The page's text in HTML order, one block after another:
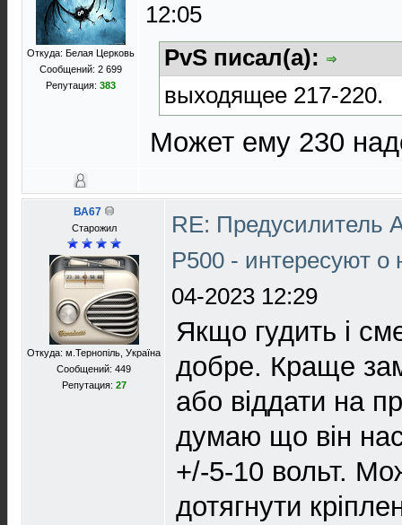
Откуда: Белая Церковь
Сообщений: 2 699
Репутация: 383
12:05
PvS писал(а):
выходящее 217-220.
Может ему 230
ВА67
Старожил
Откуда: м.Тернопіль, Україна
Сообщений: 449
Репутация: 27
RE: Предусилитель
P500 - интересуют
04-2023 12:29
Якщо гудить і
добре. Краще
або віддати на
думаю що він
+/-5-10 вольт.
дотягнути